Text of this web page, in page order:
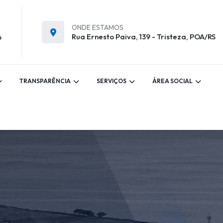
ONDE ESTAMOS
Rua Ernesto Paiva, 139 - Tristeza, POA/RS
TRANSPARÊNCIA SERVIÇOS ÁREA SOCIAL